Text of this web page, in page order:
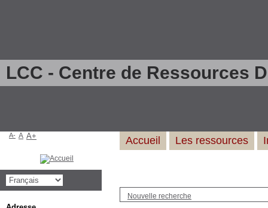
LCC - Centre de Ressources
Nouvelle recherche
Accueil Les ressources
A- A A+